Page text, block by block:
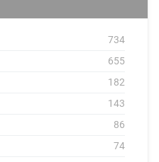
734
655
182
143
86
74